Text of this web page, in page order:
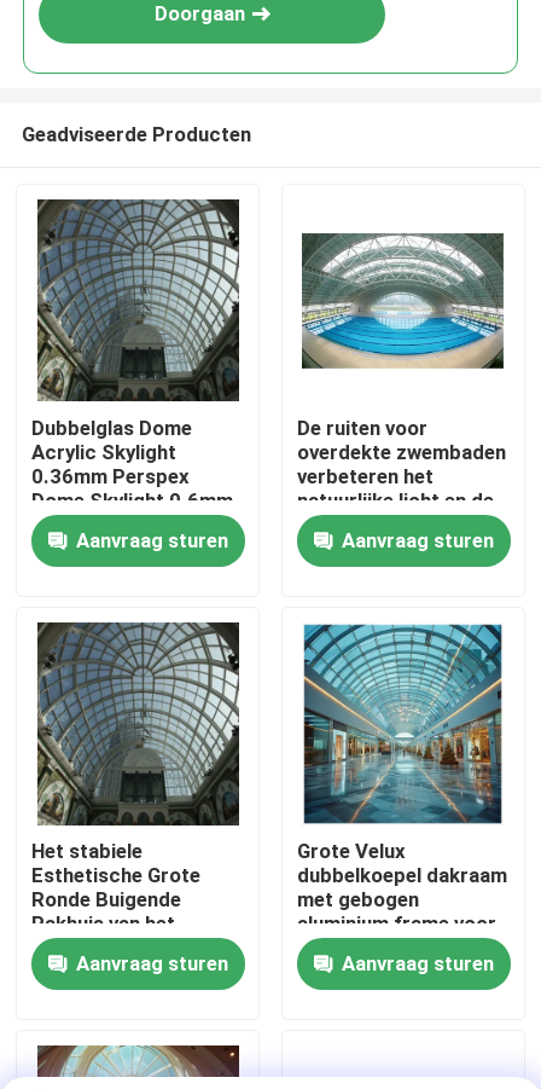
Huis
Producten
Ongeveer ons
Fabrieksreis
Kwaliteitscontrole
Contacteer ons
Nieuws
Gevallen
Ruimtekaderbundel
Doorgaan
Geadviseerde Producten
Dubbelglas Dome
Acrylic Skylight
0.36mm Perspex
Dome Skylight 0.6mm
Aanvraag sturen
De ruiten voor
overdekte zwembaden
verbeteren het
natuurlijke licht en de
esthetiek.
Aanvraag sturen
Het stabiele
Esthetische Grote
Ronde Buigende
Pakhuis van het
Koepeldakraam
Aanvraag sturen
Grote Velux
dubbelkoepel dakraam
met gebogen
aluminium frame voor
elegant ontworpen
gebouwenAanvraag sturen